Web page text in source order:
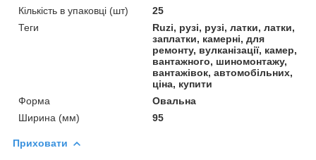
Кількість в упаковці (шт)
25
Теги
Ruzi, рузі, рузі, латки, латки,
заплатки, камерні, для
ремонту, вулканізації, камер,
вантажного, шиномонтажу,
вантажівок, автомобільних,
ціна, купити
Форма
Овальна
Ширина (мм)
95
Приховати